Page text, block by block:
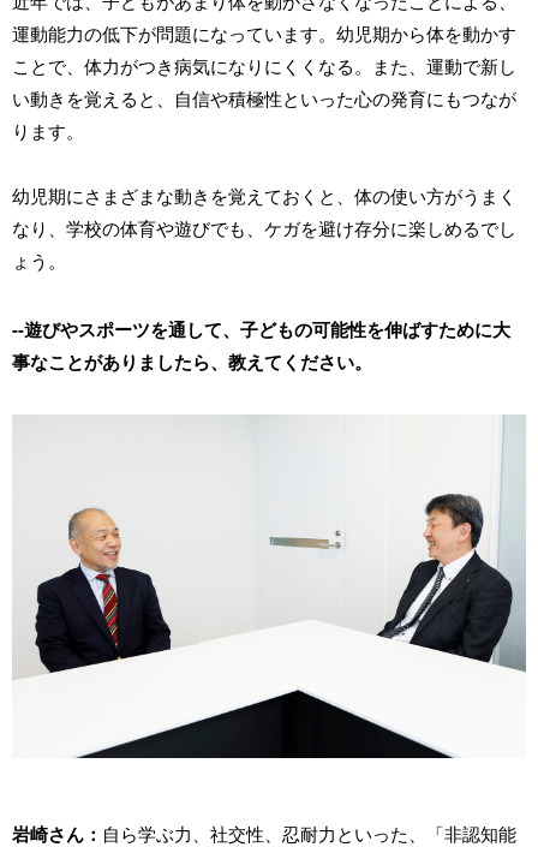
運動能力の低下が問題になっています。幼児期から体を動かす
ことで、体力がつき病気になりにくくなる。また、運動で新し
い動きを覚えると、自信や積極性といった心の発育にもつなが
ります。
幼児期にさまざまな動きを覚えておくと、体の使い方がうまく
なり、学校の体育や遊びでも、ケガを避け存分に楽しめるでし
ょう。
--遊びやスポーツを通して、子どもの可能性を伸ばすために大
事なことがありましたら、教えてください。
岩崎さん： 自ら学ぶ力、社交性、忍耐力といった、「非認知能